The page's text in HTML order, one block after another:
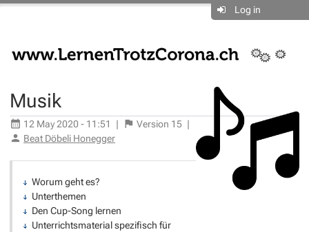
Log in
Musik
12 May 2020 - 11:51 | Version 15 |
Beat Döbeli Honegger
Worum geht es?
Unterthemen
Den Cup-Song lernen
Unterrichtsmaterial spezifisch für